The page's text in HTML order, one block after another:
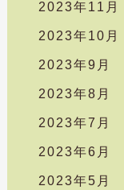
2023年11月
2023年10月
2023年9月
2023年8月
2023年7月
2023年6月
2023年5月